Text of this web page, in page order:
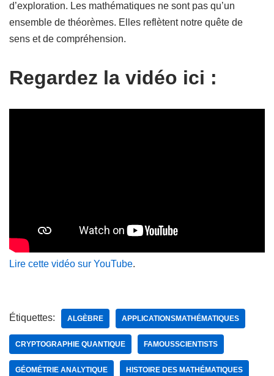
d’exploration. Les mathématiques ne sont pas qu’un
ensemble de théorèmes. Elles reflètent notre quête de
sens et de compréhension.
Regardez la vidéo ici :
Lire cette vidéo sur YouTube.
Étiquettes: ALGÈBRE APPLICATIONSMATHÉMATIQUES
CRYPTOGRAPHIE QUANTIQUE FAMOUSSCIENTISTS
GÉOMÉTRIE ANALYTIQUE HISTOIRE DES MATHÉMATIQUES